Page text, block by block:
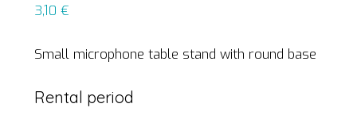
3,10 €
Small microphone table stand with round base
Rental period